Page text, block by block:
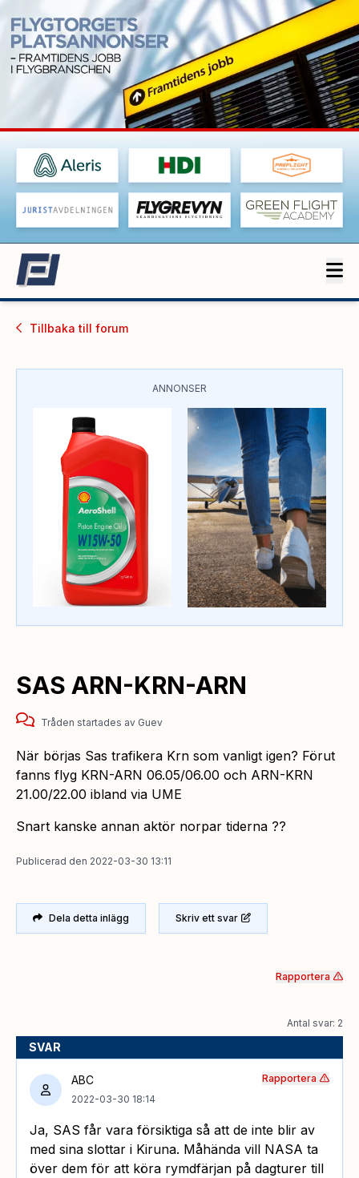
Tillbaka till forum
ANNONSER
SAS ARN-KRN-ARN
Tråden startades av Guev
När börjas Sas trafikera Krn som vanligt igen? Förut
fanns flyg KRN-ARN 06.05/06.00 och ARN-KRN
21.00/22.00 ibland via UME
Snart kanske annan aktör norpar tiderna ??
Publicerad den 2022-03-30 13:11
Dela detta inlägg Skriv ett svar
Rapportera
Antal svar: 2
SVAR
ABC
2022-03-30 18:14
Ja, SAS får vara försiktiga så att de inte blir av
med sina slottar i Kiruna. Måhända vill NASA ta
över dem för att köra rymdfärjan på dagturer till
Rapportera